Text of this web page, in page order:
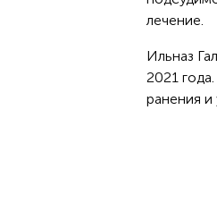
лечение.
Ильназ
2021
ранения и